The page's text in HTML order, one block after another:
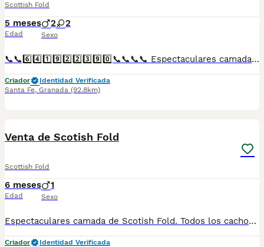
Scottish Fold
5 meses
Edad
2 2
Sexo
📞📞6️⃣4️⃣1️⃣9️⃣2️⃣2️⃣3️⃣9️⃣0️⃣📞📞📞📞 Espectaculares camadas de perritos de Scotish Fold y British blue descendientes de las mejores líneas de sangre. Disponibles tanto hembras como machos. Las camadas están bajo supervisión veterinaria desde su nacimiento hasta que son entregadas a su nueva familia. Criados por un equipo de profesionales y mejores personas que, con más de 20 años de experiencia , cuidan a los animales por vocación, aplicando una cría ética y responsable para que cada cachorro se desarrolle con la mejor salud y con un buen temperamento. Todos los cachorritos se entregan con unos dos meses y medio de edad y sus vacunas correspondientes, desparasitados interna y externamente, con certificado de salud, y garantía tanto por enfermedad vírica como congénito genética. Posibilidad de entregar en toda España mediante transporte propio preparado para animales y con chofer privado. Los precios pueden variar según las características y morfología de cada cachorro. Añádenos al whats app o llámanos, y encantados atenderemos todas tus dudas y consultas. Teléfono / Whats app: 641 92 23 90
Criador
Identidad Verificada
Santa Fe, Granada (92.8km)
Venta de Scotish Fold
Scottish Fold
6 meses
Edad
1
Sexo
Espectaculares camada de Scotish Fold. Todos los cachorritos se entregan con unos dos meses y medio de edad y sus vacunas correspondientes, desparasitados interna y externamente, con certificado de salud, y garantía tanto por enfermedad vírica como congénito genética. Posibilidad de entregar en toda España mediante transporte propio preparado para animales y con chofer privado. Los precios pueden variar según las características y morfología de cada cachorro. Añádenos al whats app o llámanos, y encantados atenderemos todas tus dudas y consultas. Teléfono / Whats app: 641 92 23 90
Criador
Identidad Verificada